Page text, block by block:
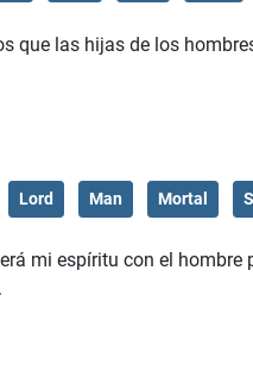
que las hijas de los
Lord Man Mortal
mi espíritu con el hombre